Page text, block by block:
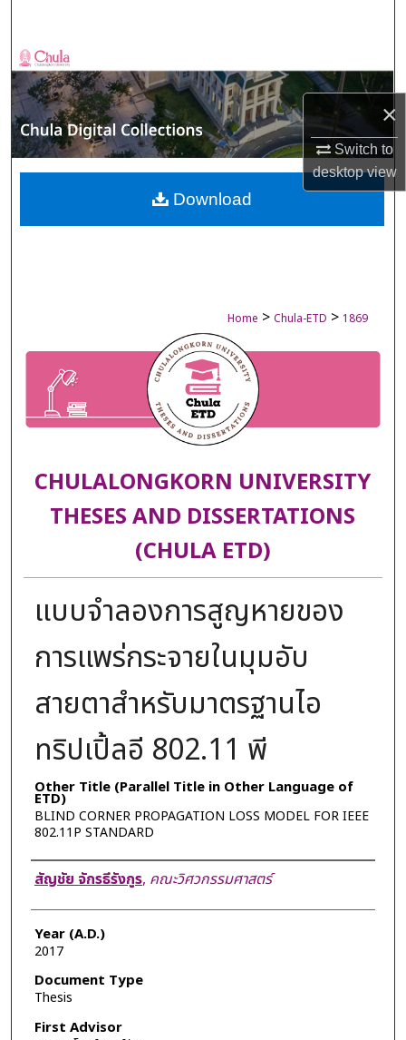
×
Switch to
desktopview
Browse Collections
My Account
About
Digital Commons Network™
Home > Chula-ETD > 1869
CHULALONGKORN UNIVERSITY
THESES AND DISSERTATIONS
(CHULA ETD)
แบบจำลองการสูญหายของ
การแพร่กระจายในมุมอับ
สายตาสำหรับมาตรฐานไอ
ทริปเปิ้ลอี 802.11 พี
Other Title (Parallel Title in Other Language of
ETD)
BLIND CORNER PROPAGATION LOSS MODEL FOR IEEE
802.11P STANDARD
Author
สัญชัย จักรธีรังกูร, คณะวิศวกรรมศาสตร์
Year (A.D.)
2017
Document Type
Thesis
First Advisor
Download